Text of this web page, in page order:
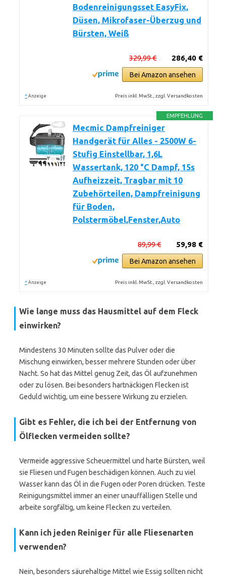
Bodenreinigungsset EasyFix,
Düsen, Mikrofaser-Überzug und
Bürsten, Weiß
286,40 €
329,99 €
Bei Amazon ansehen
* Anzeige Preis inkl. MwSt., zzgl. Versandkosten
EMPFEHLUNG
Mecmic Dampfreiniger
Handgerät für Alles - 2500W 6-
Stufig Einstellbar, 1,6L
Wassertank, 120 °C Dampf, 15s
Aufheizzeit, Tragbar mit 10
Zubehörteilen, Dampfreinigung
für Boden,
Polstermöbel,Fenster,Auto
59,98 €
89,99 €
Bei Amazon ansehen
* Anzeige Preis inkl. MwSt., zzgl. Versandkosten
Wie lange muss das Hausmittel auf dem Fleck
einwirken?
Mindestens 30 Minuten sollte das Pulver oder die
Mischung einwirken, besser mehrere Stunden oder über
Nacht. So hat das Mittel genug Zeit, das Öl aufzunehmen
oder zu lösen. Bei besonders hartnäckigen Flecken ist
Geduld wichtig, um eine bessere Wirkung zu erzielen.
Gibt es Fehler, die ich bei der Entfernung von
Ölflecken vermeiden sollte?
Vermeide aggressive Scheuermittel und harte Bürsten, weil
sie Fliesen und Fugen beschädigen können. Auch zu viel
Wasser kann das Öl in die Fugen oder Poren drücken. Teste
Reinigungsmittel immer an einer unauffälligen Stelle und
arbeite sorgfältig, um keine Flecken zu verteilen.
Kann ich jeden Reiniger für alle Fliesenarten
verwenden?
Nein, besonders säurehaltige Mittel wie Essig sollten nicht